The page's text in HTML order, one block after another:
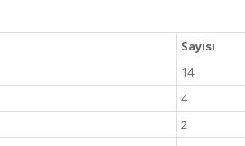
Sayısı
14
4
2